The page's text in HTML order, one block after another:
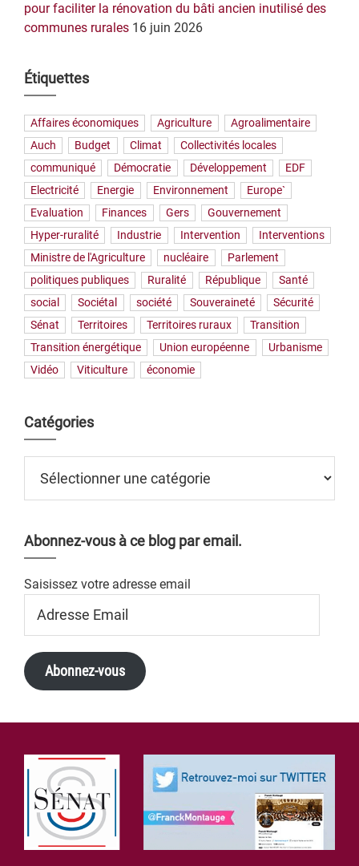
pour faciliter la rénovation du bâti ancien inutilisé des
communes rurales 16 juin 2026
Étiquettes
Affaires économiques Agriculture
Agroalimentaire
Auch
Budget Climat
Collectivités locales
communiqué
Démocratie Développement
EDF
Electricité
Energie Environnement
Europe`
Evaluation
Finances Gers
Gouvernement
Hyper-ruralité
Industrie Intervention
Interventions
Ministre de l'Agriculture
nucléaire
Parlement
politiques publiques
Ruralité République
Santé
social
Sociétal société Souveraineté
Sécurité
Sénat
Territoires Territoires ruraux
Transition
Transition énergétique
Union européenne
Urbanisme
Vidéo
Viticulture économie
Catégories
Abonnez-vous à ce blog par email.
Saisissez votre adresse email
Email
Abonnez-vous
Footer